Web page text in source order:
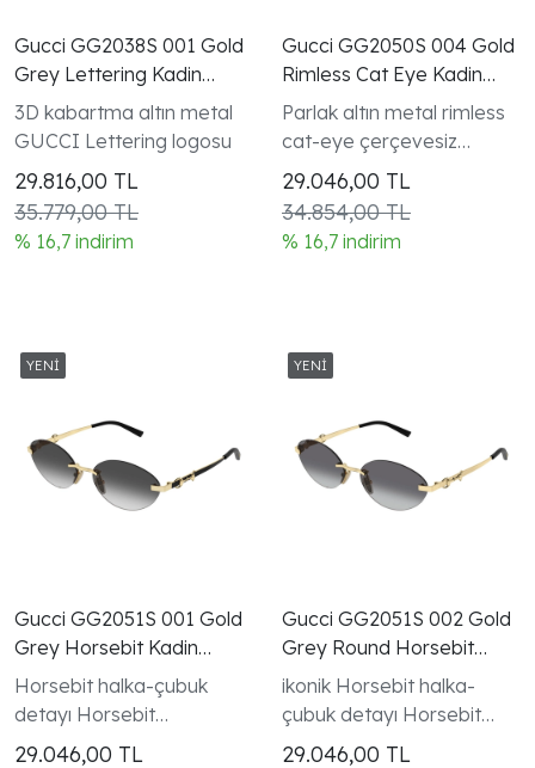
Gucci GG2038S 001 Gold
Grey Lettering Kadin
Gunes Gozlugu
3D kabartma altın metal
GUCCI Lettering logosu
29.816,00 TL
35.779,00 TL
% 16,7 indirim
Gucci GG2050S 004 Gold
Rimless Cat Eye Kadin
Gunes Gozlugu
Parlak altın metal rimless
cat-eye çerçevesiz
tasarım Horsebit menteşe
29.046,00 TL
34.854,00 TL
% 16,7 indirim
Gucci GG2051S 001 Gold
Grey Horsebit Kadin
Gunes Gozlugu
Horsebit halka-çubuk
detayı Horsebit
koleksiyonu kadın modeli
29.046,00 TL
Gucci GG2051S 002 Gold
Grey Round Horsebit
Kadin Gunes Gozlugu
ikonik Horsebit halka-
çubuk detayı Horsebit
koleksiyonu kadın modeli
29.046,00 TL